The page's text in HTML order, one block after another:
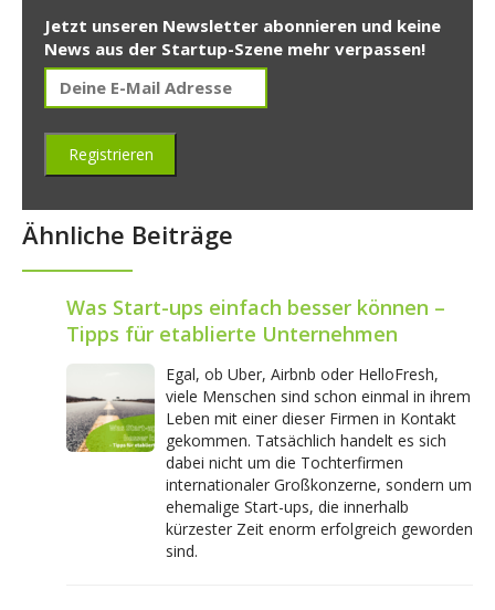
Jetzt unseren Newsletter abonnieren und keine
News aus der Startup-Szene mehr verpassen!
Ähnliche Beiträge
Was Start-ups einfach besser können –
Tipps für etablierte Unternehmen
Egal, ob Uber, Airbnb oder HelloFresh,
viele Menschen sind schon einmal in ihrem
Leben mit einer dieser Firmen in Kontakt
gekommen. Tatsächlich handelt es sich
dabei nicht um die Tochterfirmen
internationaler Großkonzerne, sondern um
ehemalige Start-ups, die innerhalb
kürzester Zeit enorm erfolgreich geworden
sind.